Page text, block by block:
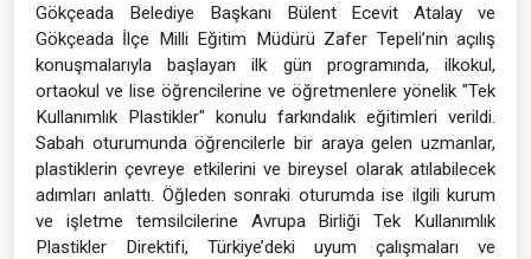
Gökçeada Belediye Başkanı Bülent Ecevit Atalay ve
Gökçeada İlçe Milli Eğitim Müdürü Zafer Tepeli’nin açılış
konuşmalarıyla başlayan ilk gün programında, ilkokul,
ortaokul ve lise öğrencilerine ve öğretmenlere yönelik "Tek
Kullanımlık Plastikler" konulu farkındalık eğitimleri verildi.
Sabah oturumunda öğrencilerle bir araya gelen uzmanlar,
plastiklerin çevreye etkilerini ve bireysel olarak atılabilecek
adımları anlattı. Öğleden sonraki oturumda ise ilgili kurum
ve işletme temsilcilerine Avrupa Birliği Tek Kullanımlık
Plastikler Direktifi, Türkiye’deki uyum çalışmaları ve